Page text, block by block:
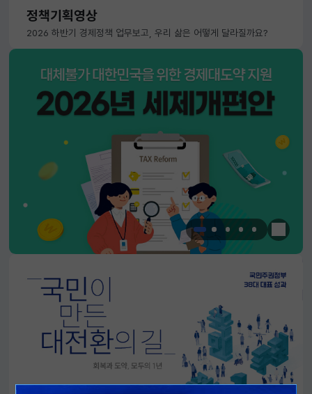
정책기획영상
2026 하반기 경제정책 업무보고, 우리 삶은 어떻게 달라질까요?
한눈에